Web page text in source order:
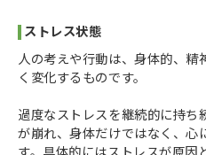
ストレス状態
人の考えや行動は、身体的、精
く変化するものです。
過度なストレスを継続的に持ち
が崩れ、身体だけではなく、心